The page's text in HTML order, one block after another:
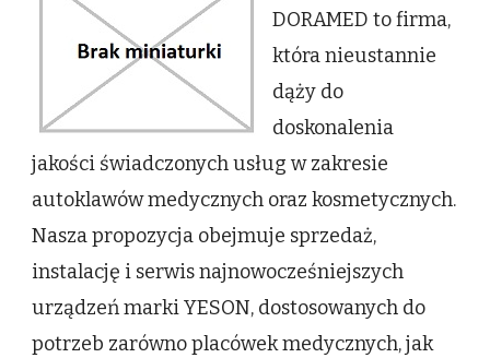
DORAMED to firma,
która nieustannie
dąży do
doskonalenia
jakości świadczonych usług w zakresie
autoklawów medycznych oraz kosmetycznych.
Nasza propozycja obejmuje sprzedaż,
instalację i serwis najnowocześniejszych
urządzeń marki YESON, dostosowanych do
potrzeb zarówno placówek medycznych, jak